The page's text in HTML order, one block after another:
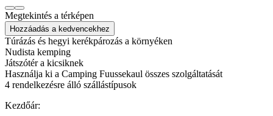
Megtekintés a térképen
Hozzáadás a kedvencekhez
Túrázás és hegyi kerékpározás a környéken
Nudista kemping
Játszótér a kicsiknek
Használja ki a Camping Fuussekaul összes szolgáltatását
4 rendelkezésre álló szállástípusok
Kezdőár: